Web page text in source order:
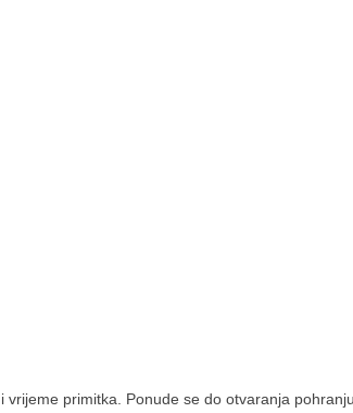
primitka. Ponude se do otvaranja